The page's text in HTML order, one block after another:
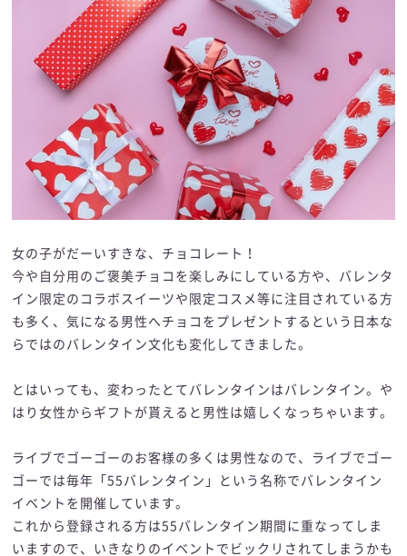
女の子がだーいすきな、チョコレート！
今や自分用のご褒美チョコを楽しみにしている方や、バレンタ
イン限定のコラボスイーツや限定コスメ等に注目されている方
も多く、気になる男性へチョコをプレゼントするという日本な
らではのバレンタイン文化も変化してきました。
とはいっても、変わったとてバレンタインはバレンタイン。や
はり女性からギフトが貰えると男性は嬉しくなっちゃいます。
ライブでゴーゴーのお客様の多くは男性なので、ライブでゴー
ゴーでは毎年「55バレンタイン」という名称でバレンタイン
イベントを開催しています。
これから登録される方は55バレンタイン期間に重なってしま
いますので、いきなりのイベントでビックリされてしまうかも